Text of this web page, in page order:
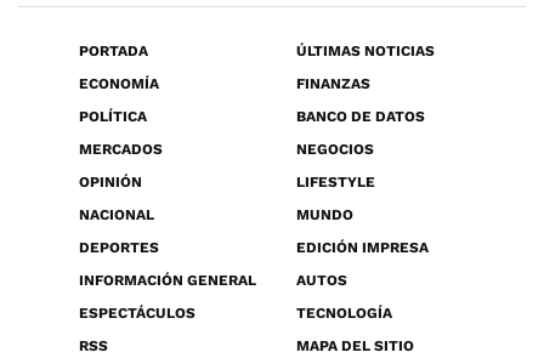
PORTADA
ÚLTIMAS NOTICIAS
ECONOMÍA
FINANZAS
POLÍTICA
BANCO DE DATOS
MERCADOS
NEGOCIOS
OPINIÓN
LIFESTYLE
NACIONAL
MUNDO
DEPORTES
EDICIÓN IMPRESA
INFORMACIÓN GENERAL
AUTOS
ESPECTÁCULOS
TECNOLOGÍA
RSS
MAPA DEL SITIO